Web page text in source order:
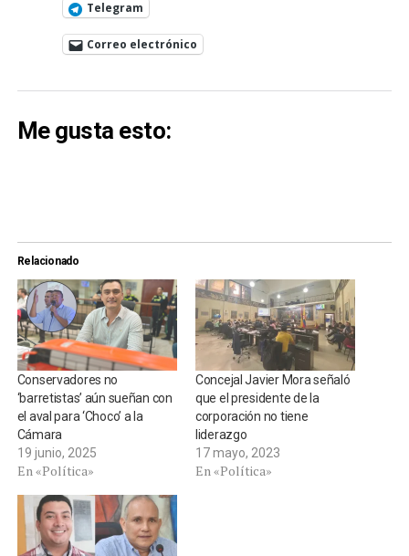
Telegram
Correo electrónico
Me gusta esto:
Relacionado
Conservadores no
‘barretistas’ aún sueñan con
el aval para ‘Choco’ a la
Cámara
19 junio, 2025
En «Política»
Concejal Javier Mora señaló
que el presidente de la
corporación no tiene
liderazgo
17 mayo, 2023
En «Política»